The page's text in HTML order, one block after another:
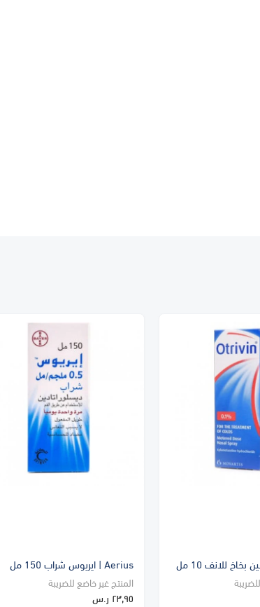
Aerius | ايريوس شراب 150 مل
المنتج غير خاضع للضريبة
٢٣٫٩٥ ر.س